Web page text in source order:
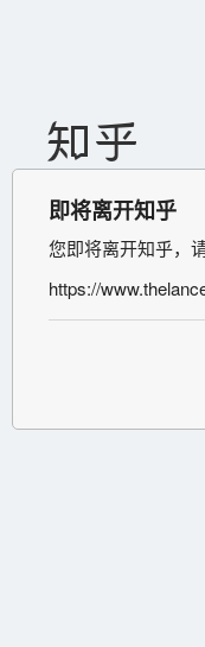
即将离开知乎
您即将离开知乎，